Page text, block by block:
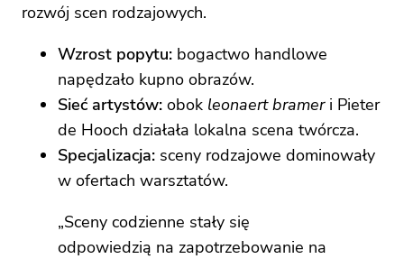
rozwój scen rodzajowych.
Wzrost popytu: bogactwo handlowe
napędzało kupno obrazów.
Sieć artystów: obok leonaert brameri Pieter
de Hooch działała lokalna scena twórcza.
Specjalizacja: sceny rodzajowe dominowały
w ofertach warsztatów.
„Sceny codzienne stały się
odpowiedzią na zapotrzebowanie na